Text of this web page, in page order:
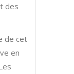
des
de cet
en